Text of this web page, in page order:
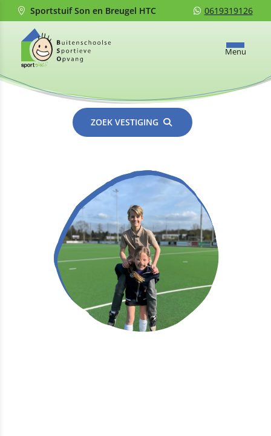
Sportstuif Son en Breugel HTC 0619319126
Menu
ZOEK VESTIGING